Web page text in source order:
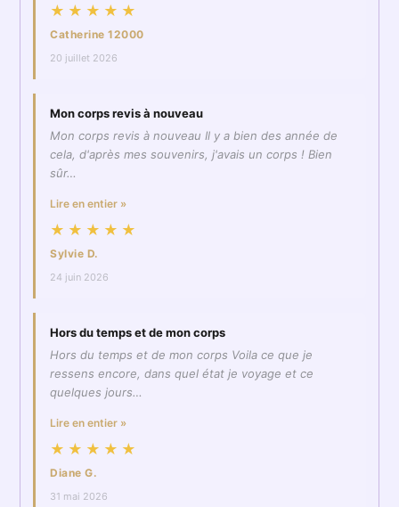
★★★★★
Catherine 12000
20 juillet 2026
Mon corps revis à nouveau
Mon corps revis à nouveau Il y a bien des année de
cela, d'après mes souvenirs, j'avais un corps ! Bien
sûr…
Lire en entier »
★★★★★
Sylvie D.
24 juin 2026
Hors du temps et de mon corps
Hors du temps et de mon corps Voila ce que je
ressens encore, dans quel état je voyage et ce
quelques jours…
Lire en entier »
★★★★★
Diane G.
31 mai 2026